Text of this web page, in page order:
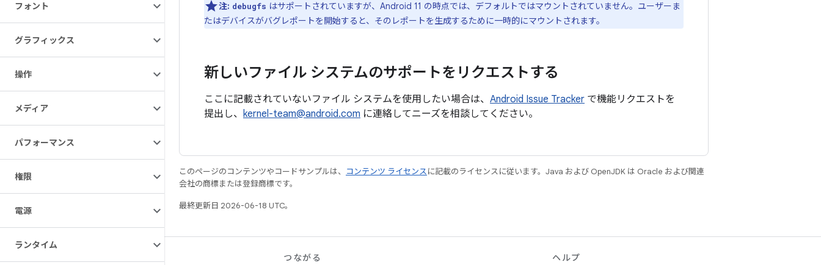
フォント
グラフィックス
操作
メディア
パフォーマンス
権限
電源
ランタイム
注: debugfs はサポートされていますが、Android 11 の時点では、デフォルトではマウントされていません。ユーザーま
たはデバイスがバグレポートを開始すると、そのレポートを生成するために一時的にマウントされます。
新しいファイル システムのサポートをリクエストする
ここに記載されていないファイル システムを使用したい場合は、 Android Issue Tracker で機能リクエストを
提出し、 kernel-team@android.com に連絡してニーズを相談してください。
このページのコンテンツやコードサンプルは、 コンテンツ ライセンスに記載のライセンスに従います。Java および OpenJDK は Oracle および関連
会社の商標または登録商標です。
最終更新日 2026-06-18 UTC。
つながる ヘルプ